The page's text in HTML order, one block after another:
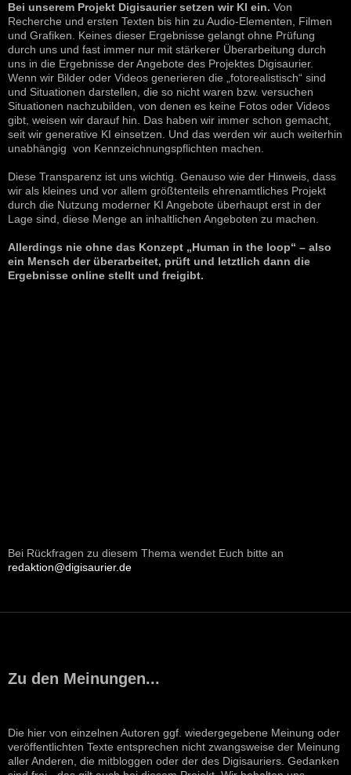
Bei unserem Projekt Digisaurier setzen wir KI ein. Von
Recherche und ersten Texten bis hin zu Audio-Elementen, Filmen
und Grafiken. Keines dieser Ergebnisse gelangt ohne Prüfung
durch uns und fast immer nur mit stärkerer Überarbeitung durch
uns in die Ergebnisse der Angebote des Projektes Digisaurier.
Wenn wir Bilder oder Videos generieren die „fotorealistisch“ sind
und Situationen darstellen, die so nicht waren bzw. versuchen
Situationen nachzubilden, von denen es keine Fotos oder Videos
gibt, weisen wir darauf hin. Das haben wir immer schon gemacht,
seit wir generative KI einsetzen. Und das werden wir auch weiterhin
unabhängig von Kennzeichnungspflichten machen.
Diese Transparenz ist uns wichtig. Genauso wie der Hinweis, dass
wir als kleines und vor allem größtenteils ehrenamtliches Projekt
durch die Nutzung moderner KI Angebote überhaupt erst in der
Lage sind, diese Menge an inhaltlichen Angeboten zu machen.
Allerdings nie ohne das Konzept „Human in the loop“ – also
ein Mensch der überarbeitet, prüft und letztlich dann die
Ergebnisse online stellt und freigibt.
Bei Rückfragen zu diesem Thema wendet Euch bitte an
redaktion@digisaurier.de
Zu den Meinungen...
Die hier von einzelnen Autoren ggf. wiedergegebene Meinung oder
veröffentlichten Texte entsprechen nicht zwangsweise der Meinung
aller Anderen, die mitbloggen oder der des Digisauriers. Gedanken